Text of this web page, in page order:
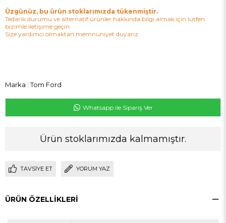
Üzgünüz, bu ürün stoklarımızda tükenmiştir.
Tedarik durumu ve alternatif ürünler hakkında bilgi almak için lütfen
bizimle iletişime geçin.
Size yardımcı olmaktan memnuniyet duyarız.
Marka : Tom Ford
Whatsapp ile Sipariş Ver
Ürün stoklarımızda kalmamıştır.
TAVSIYE ET YORUM YAZ
ÜRÜN ÖZELLIKLERI